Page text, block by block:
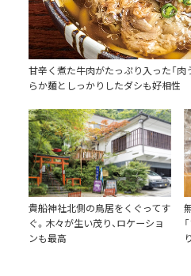
甘辛く煮た牛肉がたっぷり入った「肉
らか麺としっかりしたダシも好相性
貴船神社北側の鳥居をくぐってす
ぐ。木々が生い茂り、ロケーショ
ンも最高